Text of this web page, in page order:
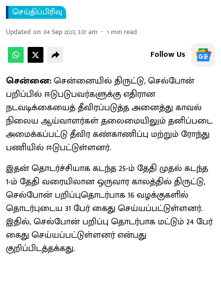
செய்திப்பிரிவு
Updated on:04 Sep 2023, 3:37 am 1 min read
Follow Us
சென்னை:சென்னையில் திருட்டு, செல்போன்
பறிப்பில் ஈடுபடுபவர்களுக்கு எதிரான
நடவடிக்கையைத் தீவிரப்படுத்த அனைத்து காவல்
நிலைய ஆய்வாளர்கள் தலைமையிலும் தனிப்படை
அமைக்கப்பட்டு தீவிர கண்காணிப்பு மற்றும் ரோந்து
பணியில் ஈடுபட்டுள்ளனர்.
இதன் தொடர்ச்சியாக கடந்த 25-ம் தேதி முதல் கடந்த
1-ம் தேதி வரையிலான ஒருவார காலத்தில் திருட்டு,
செல்போன் பறிப்புதொடர்பாக 16 வழக்குகளில்
தொடர்புடைய 31 பேர் கைது செய்யப்பட்டுள்ளனர்.
இதில், செல்போன் பறிப்பு தொடர்பாக மட்டும் 24 பேர்
கைது செய்யப்பட்டுள்ளனர் என்பது
குறிப்பிடத்தக்கது.